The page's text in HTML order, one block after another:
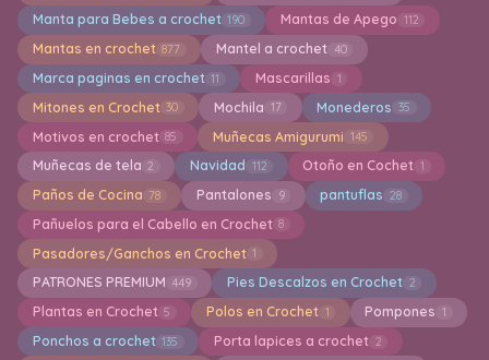
Manta para Bebes a crochet 190 Mantas de Apego 112
Mantas en crochet 877 Mantel a crochet 40
Marca paginas en crochet 11 Mascarillas 1
Mitones en Crochet 30 Mochila 17 Monederos 35
Motivos en crochet 85 Muñecas Amigurumi 145
Muñecas de tela 2 Navidad 112 Otoño en Cochet 1
Paños de Cocina 78 Pantalones 9 pantuflas 28
Pañuelos para el Cabello en Crochet 8
Pasadores/Ganchos en Crochet 1
PATRONES PREMIUM 449 Pies Descalzos en Crochet 2
Plantas en Crochet 5 Polos en Crochet 1 Pompones 1
Ponchos a crochet 135 Porta lapices a crochet 2